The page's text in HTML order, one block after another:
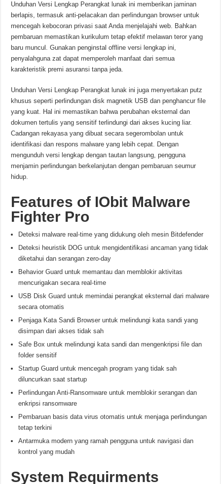
Unduhan Versi Lengkap Perangkat lunak ini memberikan jaminan
berlapis, termasuk anti-pelacakan dan perlindungan browser untuk
mencegah kebocoran privasi saat Anda menjelajahi web. Bahkan
pembaruan memastikan kurikulum tetap efektif melawan teror yang
baru muncul. Gunakan penginstal offline versi lengkap ini,
penyalahguna zat dapat memperoleh manfaat dari semua
karakteristik premi asuransi tanpa jeda.
Unduhan Versi Lengkap Perangkat lunak ini juga menyertakan putz
khusus seperti perlindungan disk magnetik USB dan penghancur file
yang kuat. Hal ini memastikan bahwa perubahan eksternal dan
dokumen tertulis yang sensitif terlindungi dari akses kucing liar.
Cadangan rekayasa yang dibuat secara segerombolan untuk
identifikasi dan respons malware yang lebih cepat. Dengan
mengunduh versi lengkap dengan tautan langsung, pengguna
menjamin perlindungan berkelanjutan dengan pembaruan seumur
hidup.
Features of IObit Malware
Fighter Pro
Deteksi malware real-time yang didukung oleh mesin Bitdefender
Deteksi heuristik DOG untuk mengidentifikasi ancaman yang tidak
diketahui dan serangan zero-day
Behavior Guard untuk memantau dan memblokir aktivitas
mencurigakan secara real-time
USB Disk Guard untuk memindai perangkat eksternal dari malware
secara otomatis
Penjaga Kata Sandi Browser untuk melindungi kata sandi yang
disimpan dari akses tidak sah
Safe Box untuk melindungi kata sandi dan mengenkripsi file dan
folder sensitif
Startup Guard untuk mencegah program yang tidak sah
diluncurkan saat startup
Perlindungan Anti-Ransomware untuk memblokir serangan dan
enkripsi ransomware
Pembaruan basis data virus otomatis untuk menjaga perlindungan
tetap terkini
Antarmuka modern yang ramah pengguna untuk navigasi dan
kontrol yang mudah
System Requirments